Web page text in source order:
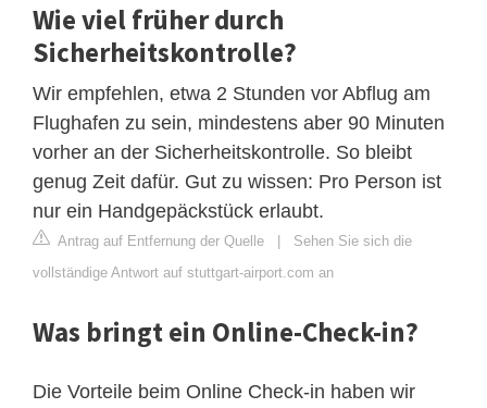
Wie viel früher durch
Sicherheitskontrolle?
Wir empfehlen, etwa 2 Stunden vor Abflug am
Flughafen zu sein, mindestens aber 90 Minuten
vorher an der Sicherheitskontrolle. So bleibt
genug Zeit dafür. Gut zu wissen: Pro Person ist
nur ein Handgepäckstück erlaubt.
Antrag auf Entfernung der Quelle | Sehen Sie sich die
vollständige Antwort auf stuttgart-airport.com an
Was bringt ein Online-Check-in?
Die Vorteile beim Online Check-in haben wir